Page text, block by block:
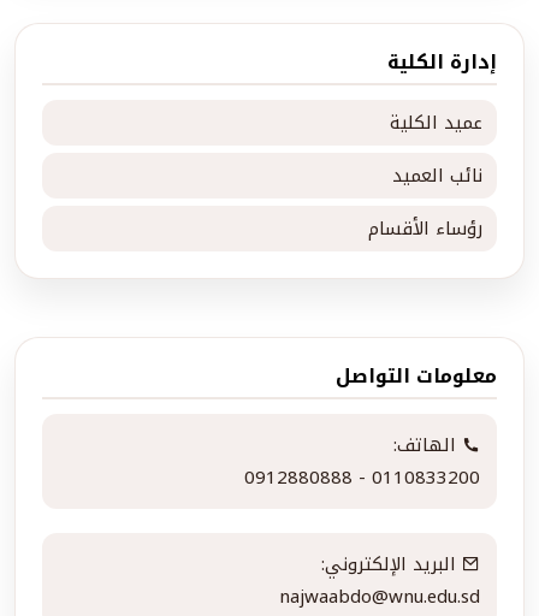
إدارة الكلية
عميد الكلية
نائب العميد
رؤساء الأقسام
معلومات التواصل
الهاتف:
0912880888 - 0110833200
البريد الإلكتروني:
najwaabdo@wnu.edu.sd